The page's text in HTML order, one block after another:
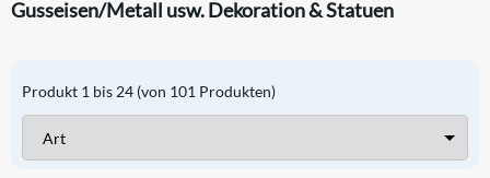
Gusseisen/Metall usw. Dekoration & Statuen
Produkt 1 bis 24 (von 101 Produkten)